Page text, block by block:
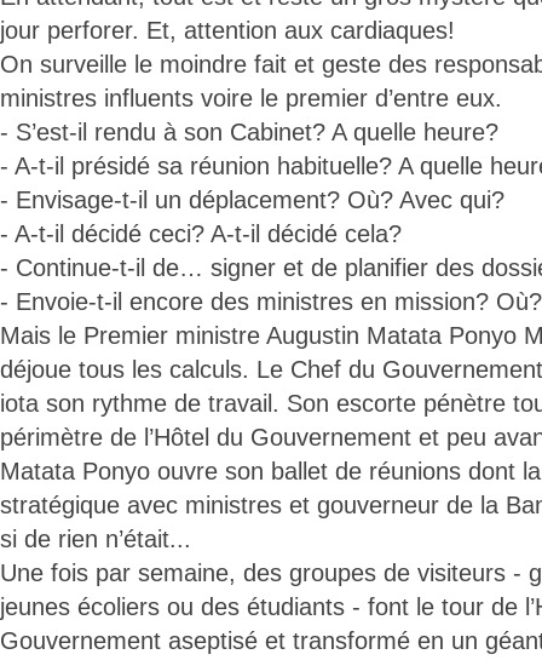
jour perforer. Et, attention aux cardiaques!
On surveille le moindre fait et geste des
ministres influents voire le premier d’entre eux.
- S’est-il rendu à son Cabinet? A quelle heure?
- A-t-il présidé sa réunion habituelle? A quelle
- Envisage-t-il un déplacement? Où? Avec qui?
- A-t-il décidé ceci? A-t-il décidé cela?
- Continue-t-il de… signer et de planifier des
- Envoie-t-il encore des ministres en mission?
Mais le Premier ministre Augustin Matata Ponyo
déjoue tous les calculs. Le Chef du Gouvernement
iota son rythme de travail. Son escorte pénètre
périmètre de l’Hôtel du Gouvernement et peu
Matata Ponyo ouvre son ballet de réunions dont
stratégique avec ministres et gouverneur de la
si de rien n’était...
Une fois par semaine, des groupes de visiteurs -
jeunes écoliers ou des étudiants - font le tour de
Gouvernement aseptisé et transformé en un